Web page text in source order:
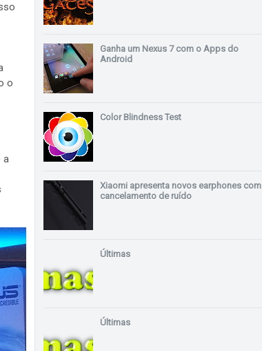
o
a
Ganha um Nexus 7 com o Apps do
Android
Color Blindness Test
Xiaomi apresenta novos earphones com
cancelamento de ruído
Últimas
Últimas